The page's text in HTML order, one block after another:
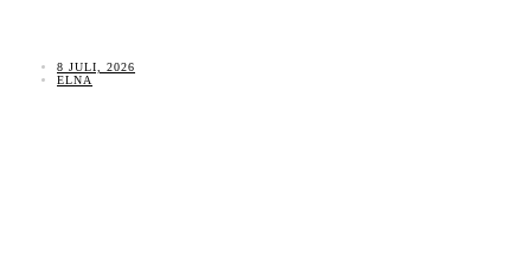
8 JULI, 2026
ELNA